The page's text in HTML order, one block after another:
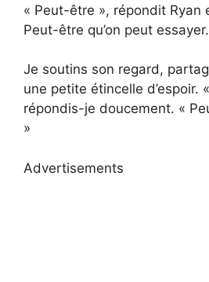
« Peut-être », répondit Ryan
Peut-être qu’on peut
Je soutins son regard,
une petite étincelle d’espoir.
répondis-je doucement. «
»
Advertisements